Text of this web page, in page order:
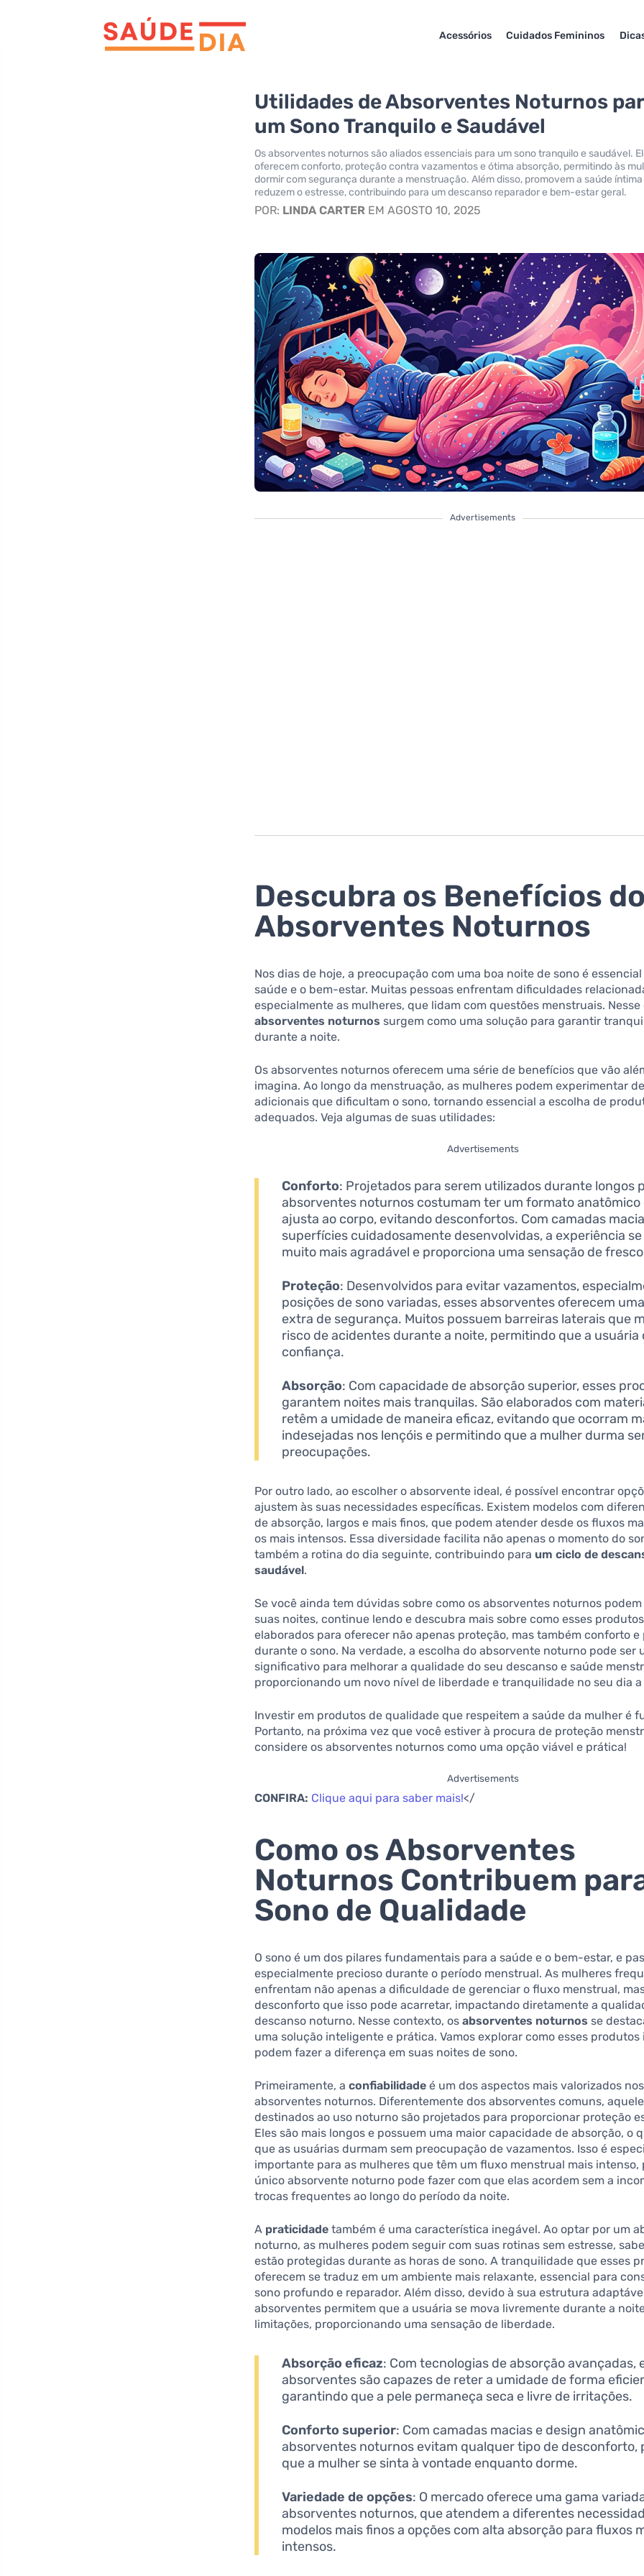
Acessórios Cuidados Femininos
Utilidades de Absorventes Noturnos
um Sono Tranquilo e Saudável
Os absorventes noturnos são aliados essenciais para um sono tranquilo e saudável.
oferecem conforto, proteção contra vazamentos e ótima absorção, permitindo às
dormir com segurança durante a menstruação. Além disso, promovem a saúde
reduzem o estresse, contribuindo para um descanso reparador e bem-estar geral.
POR: LINDA CARTER EM AGOSTO 10, 2025
Advertisements
Descubra os Benefícios
Absorventes Noturnos
Nos dias de hoje, a preocupação com uma boa noite de sono é
saúde e o bem-estar. Muitas pessoas enfrentam dificuldades
especialmente as mulheres, que lidam com questões menstruais.
absorventes noturnos surgem como uma solução para garantir
durante a noite.
Os absorventes noturnos oferecem uma série de benefícios que vão
imagina. Ao longo da menstruação, as mulheres podem experimentar
adicionais que dificultam o sono, tornando essencial a escolha de
adequados. Veja algumas de suas utilidades:
Advertisements
Conforto: Projetados para serem utilizados durante longos
absorventes noturnos costumam ter um formato anatômico
ajusta ao corpo, evitando desconfortos. Com camadas
superfícies cuidadosamente desenvolvidas, a experiência
muito mais agradável e proporciona uma sensação de
Proteção: Desenvolvidos para evitar vazamentos,
posições de sono variadas, esses absorventes oferecem
extra de segurança. Muitos possuem barreiras laterais que
risco de acidentes durante a noite, permitindo que a usuária
confiança.
Absorção: Com capacidade de absorção superior, esses
garantem noites mais tranquilas. São elaborados com
retêm a umidade de maneira eficaz, evitando que ocorram
indesejadas nos lençóis e permitindo que a mulher durma
preocupações.
Por outro lado, ao escolher o absorvente ideal, é possível encontrar
ajustem às suas necessidades específicas. Existem modelos com
de absorção, largos e mais finos, que podem atender desde os fluxos
os mais intensos. Essa diversidade facilita não apenas o momento do
também a rotina do dia seguinte, contribuindo para um ciclo de
saudável.
Se você ainda tem dúvidas sobre como os absorventes noturnos
suas noites, continue lendo e descubra mais sobre como esses
elaborados para oferecer não apenas proteção, mas também conforto
durante o sono. Na verdade, a escolha do absorvente noturno pode ser
significativo para melhorar a qualidade do seu descanso e saúde
proporcionando um novo nível de liberdade e tranquilidade no seu dia a
Investir em produtos de qualidade que respeitem a saúde da mulher é
Portanto, na próxima vez que você estiver à procura de proteção
considere os absorventes noturnos como uma opção viável e prática!
Advertisements
CONFIRA: Clique aqui para saber mais!</
Como os Absorventes
Noturnos Contribuem
Sono de Qualidade
O sono é um dos pilares fundamentais para a saúde e o bem-estar, e
especialmente precioso durante o período menstrual. As mulheres
enfrentam não apenas a dificuldade de gerenciar o fluxo menstrual,
desconforto que isso pode acarretar, impactando diretamente a
descanso noturno. Nesse contexto, osabsorventes noturnos se
uma solução inteligente e prática. Vamos explorar como esses produtos
podem fazer a diferença em suas noites de sono.
Primeiramente, aconfiabilidade é um dos aspectos mais valorizados nos
absorventes noturnos. Diferentemente dos absorventes comuns,
destinados ao uso noturno são projetados para proporcionar proteção
Eles são mais longos e possuem uma maior capacidade de absorção, o
que as usuárias durmam sem preocupação de vazamentos. Isso é
importante para as mulheres que têm um fluxo menstrual mais intenso,
único absorvente noturno pode fazer com que elas acordem sem a
trocas frequentes ao longo do período da noite.
A praticidade também é uma característica inegável. Ao optar por um
noturno, as mulheres podem seguir com suas rotinas sem estresse,
estão protegidas durante as horas de sono. A tranquilidade que esses
oferecem se traduz em um ambiente mais relaxante, essencial para
sono profundo e reparador. Além disso, devido à sua estrutura
absorventes permitem que a usuária se mova livremente durante a
limitações, proporcionando uma sensação de liberdade.
Absorção eficaz: Com tecnologias de absorção avançadas,
absorventes são capazes de reter a umidade de forma
garantindo que a pele permaneça seca e livre de irritações.
Conforto superior: Com camadas macias e design
absorventes noturnos evitam qualquer tipo de desconforto,
que a mulher se sinta à vontade enquanto dorme.
Variedade de opções: O mercado oferece uma gama
absorventes noturnos, que atendem a diferentes
modelos mais finos a opções com alta absorção para fluxos
intensos.